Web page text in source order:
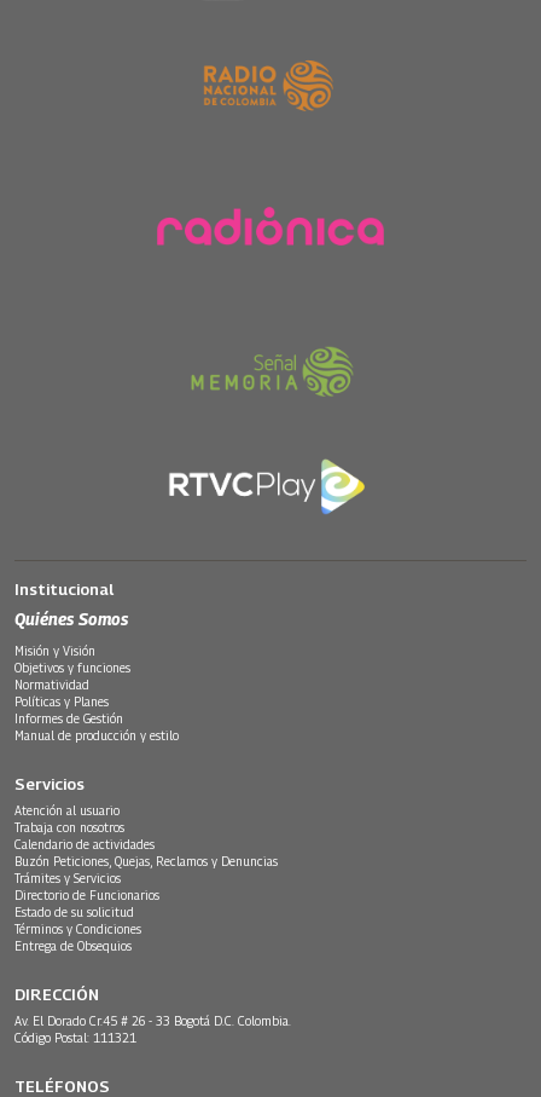
Institucional
Quiénes Somos
Misión y Visión
Objetivos y funciones
Normatividad
Políticas y Planes
Informes de Gestión
Manual de producción y estilo
Servicios
Atención al usuario
Trabaja con nosotros
Calendario de actividades
Buzón Peticiones, Quejas, Reclamos y Denuncias
Trámites y Servicios
Directorio de Funcionarios
Estado de su solicitud
Términos y Condiciones
Entrega de Obsequios
DIRECCIÓN
Av. El Dorado Cr.45 # 26 - 33 Bogotá D.C. Colombia.
Código Postal: 111321
TELÉFONOS